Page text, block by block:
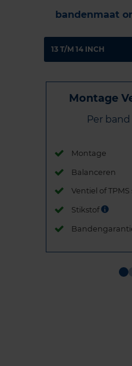
bandenmaat
Montage
Per band
Montage
Balanceren
Ventiel of TPMS
Stikstof